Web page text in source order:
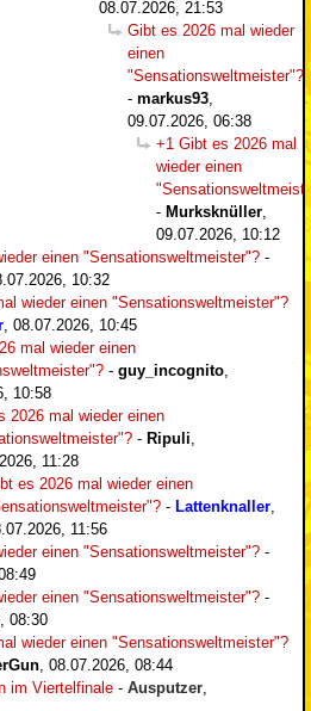
08.07.2026, 21:53
Gibt es 2026 mal wieder
einen
"Sensationsweltmeister"?
- markus93
09.07.2026, 06:38
+1 Gibt es 2026 mal
wieder einen
- Murksknüller
09.07.2026, 10:12
einen "Sensationsweltmeister"? -
10:32
wieder einen "Sensationsweltmeister"?
08.07.2026, 10:45
mal wieder einen
- guy_incognito
10:58
2026 mal wieder einen
- Ripuli
11:28
es 2026 mal wieder einen
- Lattenknaller
11:56
einen "Sensationsweltmeister"? -
einen "Sensationsweltmeister"? -
08:30
wieder einen "Sensationsweltmeister"?
08.07.2026, 08:44
im Viertelfinale - Ausputzer